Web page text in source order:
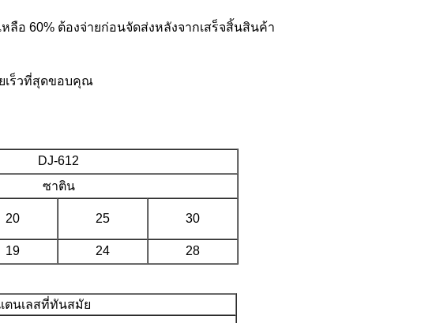
หลือ 60% ต้องจ่ายก่อนจัดส่งหลังจากเสร็จสิ้นสินค้า
เร็วที่สุดขอบคุณ
DJ-612
ซาติน
20 25 30
19 24 28
ตนเลสที่ทันสมัย